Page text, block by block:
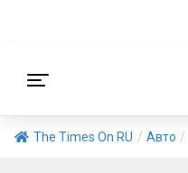
The Times On RU / Авто /